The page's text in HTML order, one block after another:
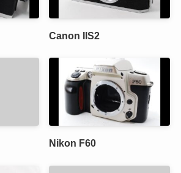
Canon IIS2
Nikon F60